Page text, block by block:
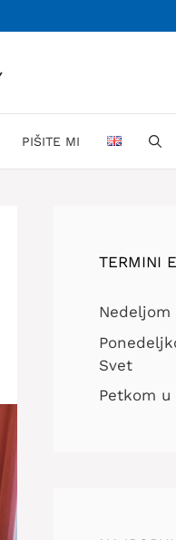
PIŠITE MI
TERMINI
Nedeljom
Svet
Petkom u